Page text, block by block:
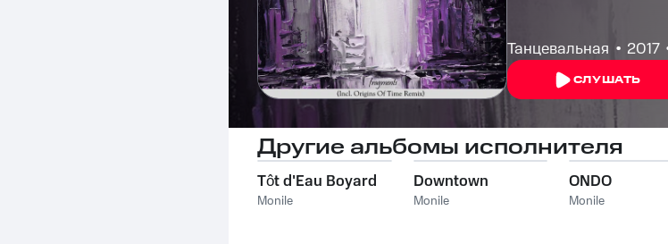
Танцевальная 2017
СЛУШАТЬ
Другие альбомы исполнителя
Tôt d'Eau Boyard
Monile
Downtown
Monile
ONDO
Monile